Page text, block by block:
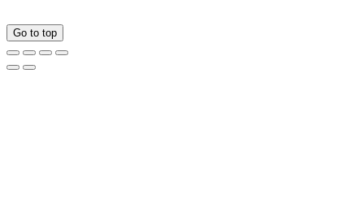
Go to top